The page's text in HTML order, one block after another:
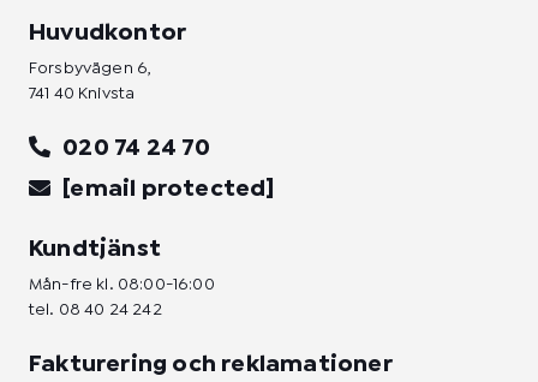
Huvudkontor
Forsbyvägen 6,
741 40 Knivsta
020 74 24 70
[email protected]
Kundtjänst
Mån-fre kl. 08:00-16:00
tel. 08 40 24 242
Fakturering och reklamationer